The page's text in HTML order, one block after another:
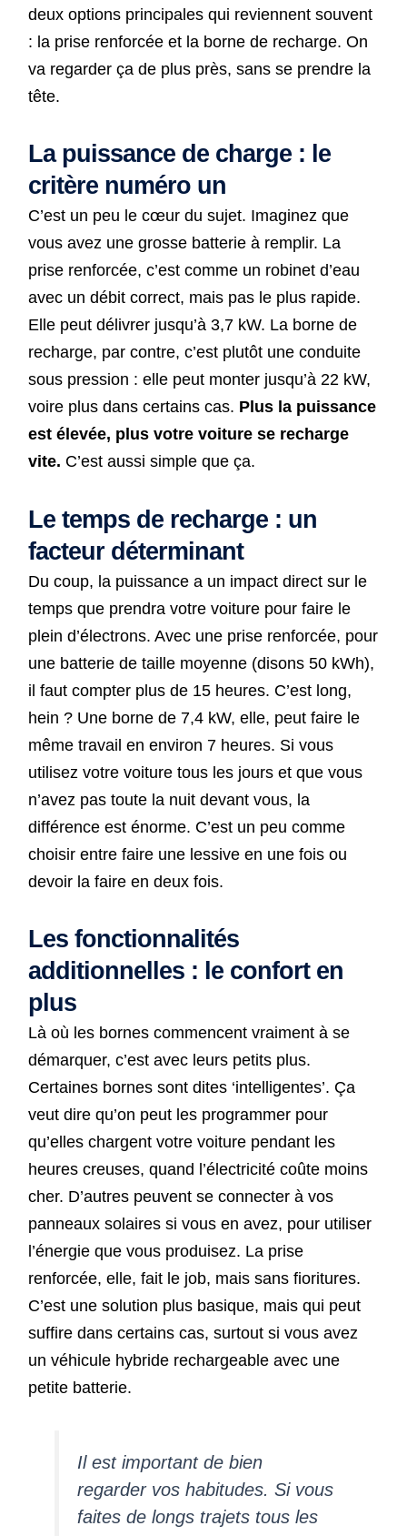
deux options principales qui reviennent souvent
: la prise renforcée et la borne de recharge. On
va regarder ça de plus près, sans se prendre la
tête.
La puissance de charge : le
critère numéro un
C’est un peu le cœur du sujet. Imaginez que
vous avez une grosse batterie à remplir. La
prise renforcée, c’est comme un robinet d’eau
avec un débit correct, mais pas le plus rapide.
Elle peut délivrer jusqu’à 3,7 kW. La borne de
recharge, par contre, c’est plutôt une conduite
sous pression : elle peut monter jusqu’à 22 kW,
voire plus dans certains cas. Plus la puissance
est élevée, plus votre voiture se recharge
vite. C’est aussi simple que ça.
Le temps de recharge : un
facteur déterminant
Du coup, la puissance a un impact direct sur le
temps que prendra votre voiture pour faire le
plein d’électrons. Avec une prise renforcée, pour
une batterie de taille moyenne (disons 50 kWh),
il faut compter plus de 15 heures. C’est long,
hein ? Une borne de 7,4 kW, elle, peut faire le
même travail en environ 7 heures. Si vous
utilisez votre voiture tous les jours et que vous
n’avez pas toute la nuit devant vous, la
différence est énorme. C’est un peu comme
choisir entre faire une lessive en une fois ou
devoir la faire en deux fois.
Les fonctionnalités
additionnelles : le confort en
plus
Là où les bornes commencent vraiment à se
démarquer, c’est avec leurs petits plus.
Certaines bornes sont dites ‘intelligentes’. Ça
veut dire qu’on peut les programmer pour
qu’elles chargent votre voiture pendant les
heures creuses, quand l’électricité coûte moins
cher. D’autres peuvent se connecter à vos
panneaux solaires si vous en avez, pour utiliser
l’énergie que vous produisez. La prise
renforcée, elle, fait le job, mais sans fioritures.
C’est une solution plus basique, mais qui peut
suffire dans certains cas, surtout si vous avez
un véhicule hybride rechargeable avec une
petite batterie.
Il est important de bien
regarder vos habitudes. Si vous
faites de longs trajets tous les